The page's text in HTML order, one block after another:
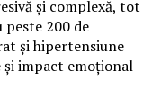
și complexă, tot
peste 200 de
și hipertensiune
impact emoțional